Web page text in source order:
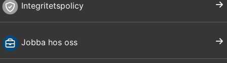
Integritetspolicy
Jobba hos oss